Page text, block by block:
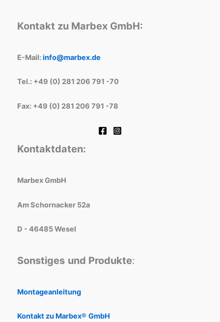
Kontakt zu Marbex GmbH:
E-Mail:info@marbex.de
Tel.: +49 (0) 281 206 791 -70
Fax: +49 (0) 281 206 791 -78
Kontaktdaten:
Marbex GmbH
Am Schornacker 52a
D - 46485 Wesel
Sonstiges und Produkte:
Montageanleitung
Kontakt zu Marbex® GmbH